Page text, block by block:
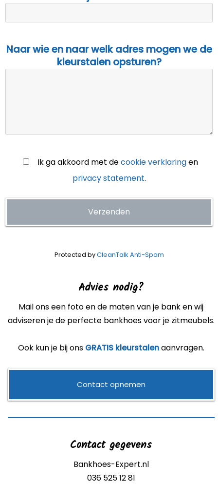
Naar wie en naar welk adres mogen we de
kleurstalen opsturen?
Ik ga akkoord met decookie verklaringen
privacy statement.
Protected byCleanTalk Anti-Spam
Advies nodig?
Mail ons een foto en de maten van je bank en wij
adviseren je de perfecte bankhoes voor je zitmeubels.
Ook kun je bij ons GRATIS kleurstalenaanvragen.
Contact opnemen
Contact gegevens
Bankhoes-Expert.nl
036 525 12 81